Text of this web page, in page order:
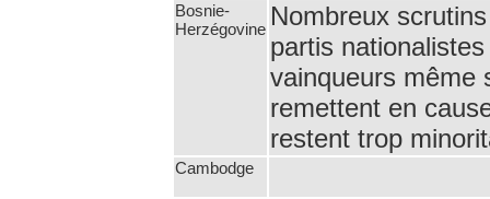
Bosnie-
Herzégovine Nombreux
partis
vainqueurs même
remettent en
restent trop
Cambodge